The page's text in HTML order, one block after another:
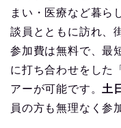
まい・医療など暮ら
談員とともに訪れ、
参加費は無料で、最
に打ち合わせをした
アーが可能です。 土
員の方も無理なく参